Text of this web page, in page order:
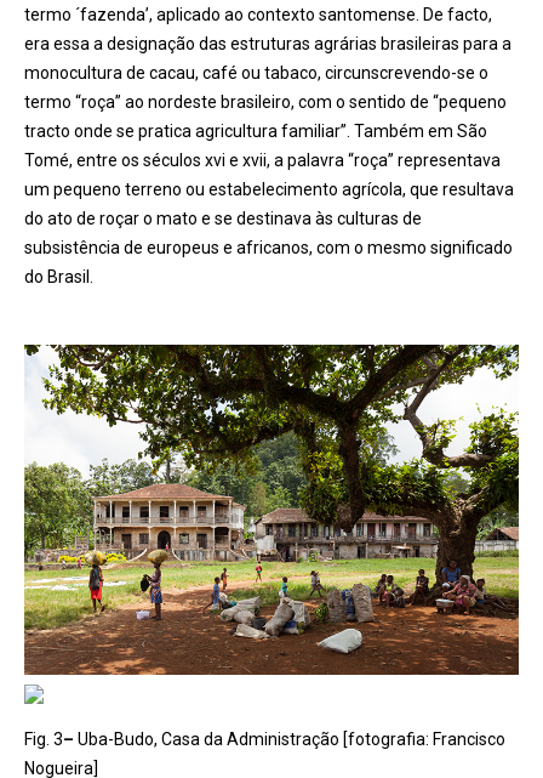
termo ´fazenda’, aplicado ao contexto santomense. De facto,
era essa a designação das estruturas agrárias brasileiras para a
monocultura de cacau, café ou tabaco, circunscrevendo-se o
termo “roça” ao nordeste brasileiro, com o sentido de “pequeno
tracto onde se pratica agricultura familiar”. Também em São
Tomé, entre os séculos xvi e xvii, a palavra “roça” representava
um pequeno terreno ou estabelecimento agrícola, que resultava
do ato de roçar o mato e se destinava às culturas de
subsistência de europeus e africanos, com o mesmo significado
do Brasil.
Fig. 3– Uba-Budo, Casa da Administração [fotografia: Francisco
Nogueira]